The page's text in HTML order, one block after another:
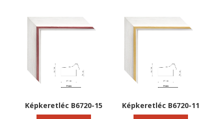
Képkeretléc B6720-15 Képkeretléc B6720-11